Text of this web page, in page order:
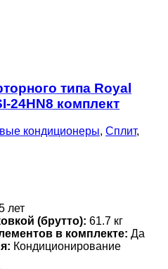
типа Royal
24HN8 комплект
кондиционеры, Сплит,
лет
(брутто): 61.7 кг
в комплекте: Да
Кондиционирование